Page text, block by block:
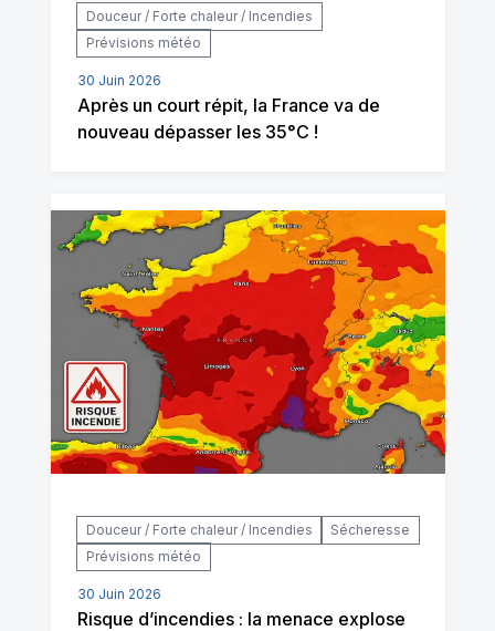
Douceur / Forte chaleur / Incendies
Prévisions météo
30 Juin 2026
Après un court répit, la France va de
nouveau dépasser les 35°C !
Douceur / Forte chaleur / Incendies
Sécheresse
Prévisions météo
30 Juin 2026
Risque d’incendies : la menace explose